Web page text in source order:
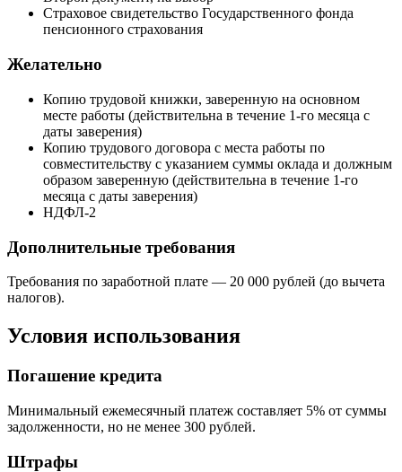
Страховое свидетельство Государственного фонда
пенсионного страхования
Желательно
Копию трудовой книжки, заверенную на основном
месте работы (действительна в течение 1-го месяца с
даты заверения)
Копию трудового договора с места работы по
совместительству с указанием суммы оклада и должным
образом заверенную (действительна в течение 1-го
месяца с даты заверения)
НДФЛ-2
Дополнительные требования
Требования по заработной плате — 20 000 рублей (до вычета
налогов).
Условия использования
Погашение кредита
Минимальный ежемесячный платеж составляет 5% от суммы
задолженности, но не менее 300 рублей.
Штрафы